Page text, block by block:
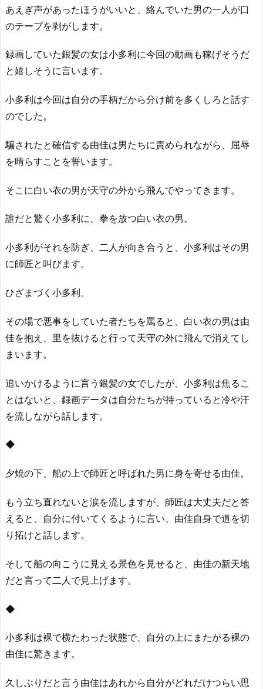
あえぎ声があったほうがいいと、絡んでいた男の一人が口
のテープを剥がします。
録画していた銀髪の女は小多利に今回の動画も稼げそうだ
と嬉しそうに言います。
小多利は今回は自分の手柄だから分け前を多くしろと話す
のでした。
騙されたと確信する由佳は男たちに責められながら、屈辱
を晴らすことを誓います。
そこに白い衣の男が天守の外から飛んでやってきます。
誰だと驚く小多利に、拳を放つ白い衣の男。
小多利がそれを防ぎ、二人が向き合うと、小多利はその男
に師匠と叫びます。
ひざまづく小多利。
その場で悪事をしていた者たちを罵ると、白い衣の男は由
佳を抱え、里を抜けると行って天守の外に飛んで消えてし
まいます。
追いかけるように言う銀髪の女でしたが、小多利は焦るこ
とはないと、録画データは自分たちが持っていると冷や汗
を流しながら話します。
◆
夕焼の下、船の上で師匠と呼ばれた男に身を寄せる由佳。
もう立ち直れないと涙を流しますが、師匠は大丈夫だと答
えると、自分に付いてくるように言い、由佳自身で道を切
り拓けと話します。
そして船の向こうに見える景色を見せると、由佳の新天地
だと言って二人で見上げます。
◆
小多利は裸で横たわった状態で、自分の上にまたがる裸の
由佳に驚きます。
久しぶりだと言う由佳はあれから自分がどれだけつらい思